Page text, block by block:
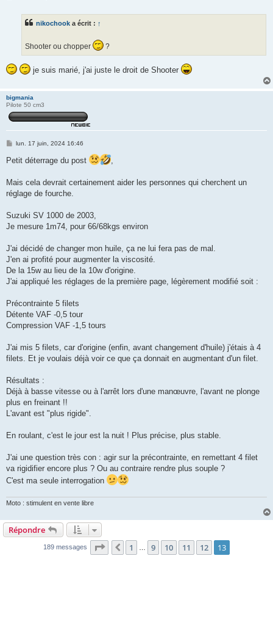
nikochook a écrit : ↑
Shooter ou chopper ?
je suis marié, j'ai juste le droit de Shooter
bigmania
Pilote 50 cm3
M
s
e
lun. 17 juin, 2024 16:46
Petit déterrage du post
Mais cela devrait certainement aider les personnes qui cherchent un
réglage de fourche.
Suzuki SV 1000 de 2003,
Je mesure 1m74, pour 66/68kgs environ
J'ai décidé de changer mon huile, ça ne lui fera pas de mal.
J'en ai profité pour augmenter la viscosité.
De la 15w au lieu de la 10w d'origine.
J'ai appliqué les réglages de la première page, légèrement modifié soit :
Précontrainte 5 filets
Détente VAF -0,5 tour
Compression VAF -1,5 tours
J'ai mis 5 filets, car d'origine (enfin, avant changement d'huile) j'étais à 4
filets. Et je voulais déjà voir ce que ça donnait en augmentant d'un filet.
Résultats :
Déjà à basse vitesse ou à l'arrêt lors d'une manœuvre, l'avant ne plonge
plus en freinant !!
L'avant est "plus rigide".
En roulant, c'est le jour est la nuit ! Plus précise, plus stable.
J'ai une question très con : agir sur la précontrainte, en remettant 4 filet
va rigidifier encore plus ? Ou au contraire rendre plus souple ?
C'est ma seule interrogation
Moto : stimulent en vente libre
Répondre
189 messages Page 13 sur 13
Précédente
1 9 10 11 12 13